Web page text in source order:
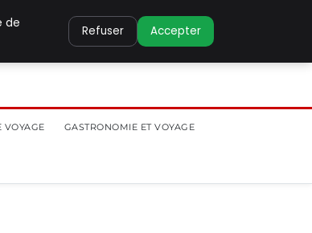
VOYAGE GASTRONOMIE ET VOYAGE
de
Refuser Accepter